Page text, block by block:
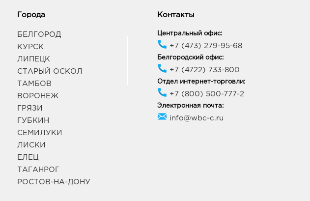
9:00 - 20:00
307250, Курская область, г
Владение 46
9:00 - 20:00
305007, Курская обл, г Курск,
Города
БЕЛГОРОД
КУРСК
ЛИПЕЦК
СТАРЫЙ ОСКОЛ
ТАМБОВ
ВОРОНЕЖ
ГРЯЗИ
ГУБКИН
СЕМИЛУКИ
ЛИСКИ
ЕЛЕЦ
ТАГАНРОГ
РОСТОВ-НА-ДОНУ
Контакты
Центральный офис:
+7 (473) 279-95-68
Белгородский офис:
+7 (4722) 733-800
Отдел интернет-торговли:
+7 (800) 500-777-2
Электронная почта:
info@wbc-c.ru